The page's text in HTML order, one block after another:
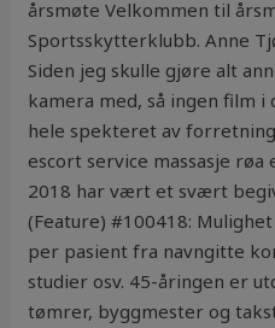
årsmøte Velkommen til
Sportsskytterklubb. Anne
Siden jeg skulle gjøre alt
kamera med, så ingen film
hele spekteret av
escort service massasje
2018 har vært et svært
(Feature) #100418:
per pasient fra navngitte
studier osv. 45-åringen er
tømrer, byggmester og